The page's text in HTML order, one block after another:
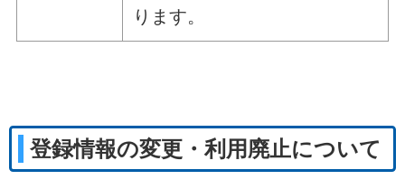
ります。
登録情報の変更・利用廃止について